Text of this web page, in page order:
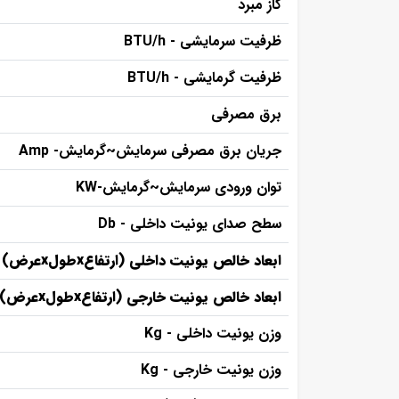
گاز مبرد
ظرفیت سرمایشی - BTU/h
ظرفیت گرمایشی - BTU/h
برق مصرفی
جریان برق مصرفی سرمایش~گرمایش- Amp
توان ورودی سرمایش~گرمایش-KW
سطح صدای یونیت داخلی - Db
ابعاد خالص یونیت داخلی (ارتفاعxطولxعرض)
ابعاد خالص یونیت خارجی (ارتفاعxطولxعرض)
وزن یونیت داخلی - Kg
وزن یونیت خارجی - Kg